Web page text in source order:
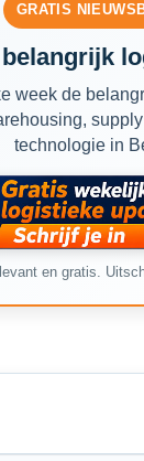
GRATIS
week de
technologie in
en gratis.